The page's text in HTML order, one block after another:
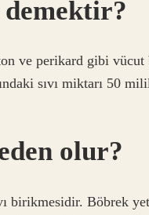
demektir?
ve perikard gibi vücut
sıvı miktarı 50
olur?
birikmesidir. Böbrek